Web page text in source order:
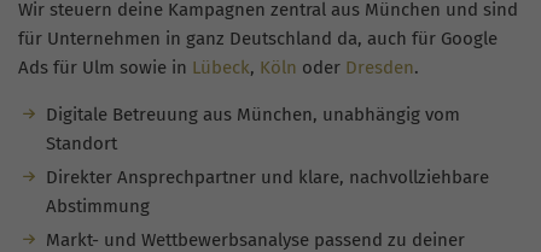
Wir steuern deine Kampagnen zentral aus München und sind
für Unternehmen in ganz Deutschland da, auch für Google
Ads für Ulm sowie in Lübeck, Köln oder Dresden.
Digitale Betreuung aus München, unabhängig vom
Standort
Direkter Ansprechpartner und klare, nachvollziehbare
Abstimmung
Markt- und Wettbewerbsanalyse passend zu deiner